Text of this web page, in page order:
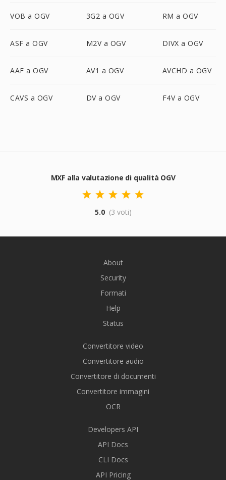
VOB a OGV 3G2 a OGV RM a OGV
ASF a OGV M2V a OGV DIVX a OGV
AAF a OGV AV1 a OGV AVCHD a OGV
CAVS a OGV DV a OGV F4V a OGV
MXF alla valutazione di qualità OGV
5.0 (3 voti)
About
Security
Formati
Help
Status
Convertitore video
Convertitore audio
Convertitore di documenti
Convertitore immagini
OCR
Developers API
API Docs
CLI Docs
API Pricing